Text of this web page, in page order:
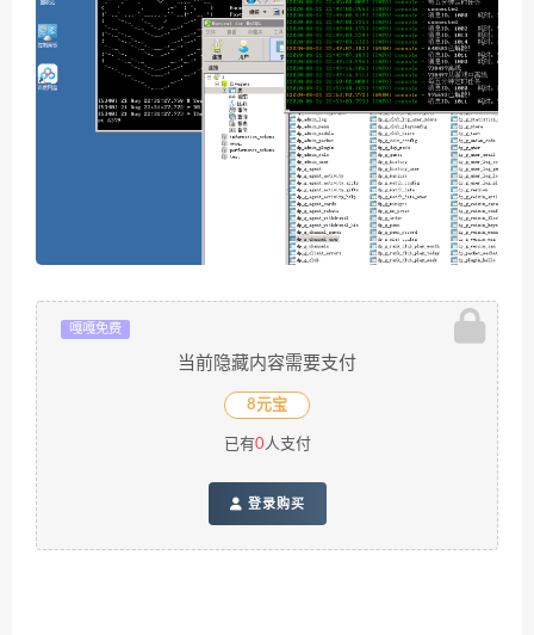
嘎嘎免费
当前隐藏内容需要支付
8元宝
已有0人支付
登录购买